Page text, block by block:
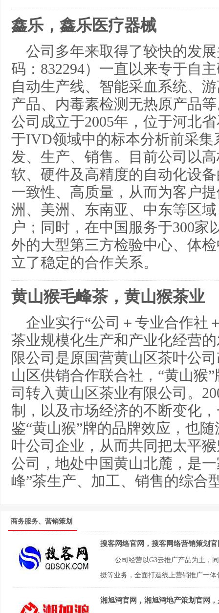
鑫乐，鑫乐医疗器械
公司多年来取得了较快的发
码：832294）一直以来专于自
自动生产线、智能采血系统、
产品、内毒素检测无热原产品
公司成立于2005年，位于河北
于IVD领域中的标本分析前采
发、生产、销售。目前公司以
软、硬件及高精度的自动化设
一致性、高质量，从而为客户
洲、美洲、东南亚、中东等区
户；同时，在中国服务于300
外的大型第三方检验中心、体
立了稳定的合作关系。
黄山猴毛峰茶，黄山猴茶业
企业实行“公司＋专业合作社
茶业规模化生产和产业化经营
限公司是原国营黄山区茶叶公
山区供销合作联合社，“黄山猴
司转入黄山区茶业有限公司。
制，以及市场经济的不断变化
鉴“黄山猴”牌的品牌效应，也
叶公司企业，从而共同把太平
公司，地处中国黄山北麓，是
峰”茶生产、加工、销售的综合
商务服务、营销策划
搜客网络官网，搜客网络营销策划
公司经营以G3云推广产品为主，
摄等业务，全面打造线上营销推广一
湘旭鸿官网，湘旭鸿地产策划官网